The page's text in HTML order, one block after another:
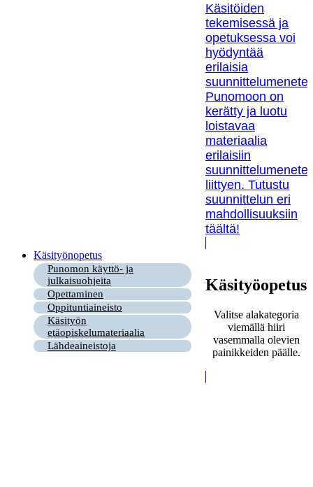
Käsitöiden
tekemisessä ja
opetuksessa voi
hyödyntää
erilaisia
Punomoon on
kerätty ja luotu
loistavaa
materiaalia
erilaisiin
liittyen. Tutustu
suunnittelun eri
mahdollisuuksiin
täältä!
Käsityönopetus
Punomon käyttö- ja
julkaisuohjeita
Opettaminen
Oppituntiaineisto
Käsityön
etäopiskelumateriaalia
Lähdeaineistoja
Käsityöopetus
Valitse alakategoria
viemällä hiiri
vasemmalla olevien
painikkeiden päälle.